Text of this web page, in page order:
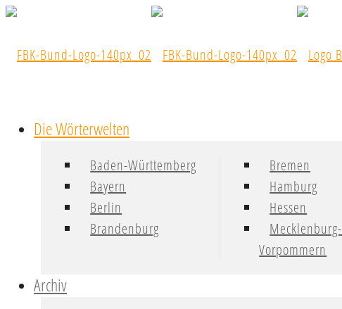
Die Wörterwelten
Baden-Württemberg
Bayern
Berlin
Brandenburg
Bremen
Hamburg
Hessen
Mecklenburg-
Vorpommern
Archiv